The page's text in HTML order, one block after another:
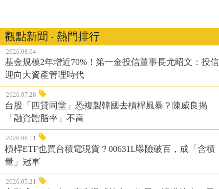
觀點新聞 ‧ 熱門排行
2026.08.04
基金規模2年增近70%！第一金投信董事長尤昭文：投信
迎向大資產管理時代
2026.07.28
台股「四貸同堂」恐複製韓國去槓桿風暴？陳威良揭
「融資體脂率」不高
2026.06.11
槓桿ETF也買台積電現貨？00631L曝險破百，成「含積
量」冠軍
2026.05.21